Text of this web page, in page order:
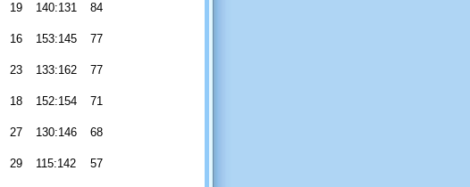
19 140:131 84
16 153:145 77
23 133:162 77
18 152:154 71
27 130:146 68
29 115:142 57